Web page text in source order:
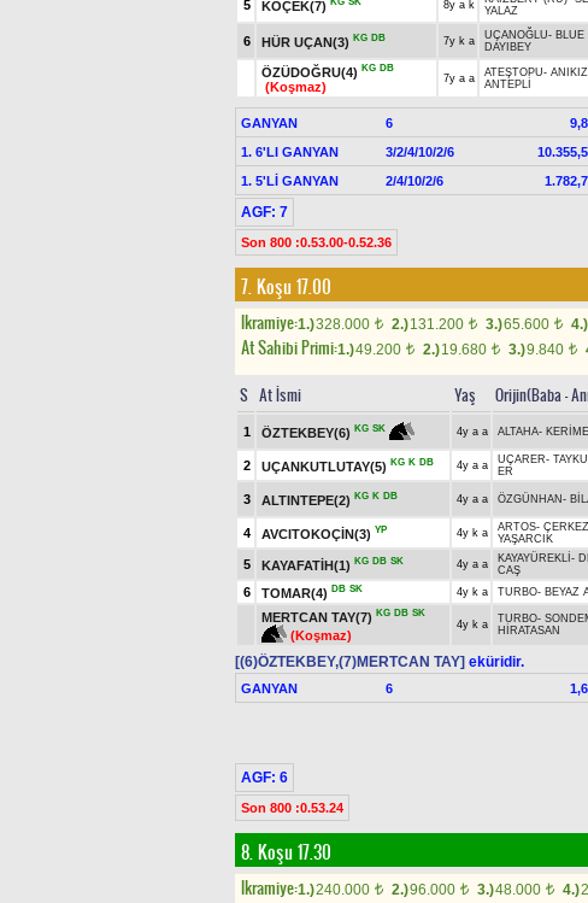
5 KÖÇEK(7) 8y a k
YALAZ
6 HÜR UÇAN(3) KG DB 7y k a UÇANOĞLU- BLUE
DAYIBEY
ÖZÜDOĞRU(4) KG DB
(Koşmaz)
7y a a ATEŞTOPU- ANIKIZ
ANTEPLİ
GANYAN 6
1. 6'LI GANYAN
3/2/4/10/2/6
1. 5'Lİ GANYAN
2/4/10/2/6
AGF: 7
Son 800 :0.53.00-0.52.36
7. Koşu 17.00
Ikramiye:1.)328.000 t 2.)131.200 t 3.)65.600 t 4.)
At Sahibi Primi:1.)49.200 t 2.)19.680 t 3.)9.840 t
S At İsmi Yaş Orijin(Baba -
1 ÖZTEKBEY(6) KG SK 4y a a ALTAHA- KERİME
2 UÇANKUTLUTAY(5) KG K DB 4y a a UÇARER-
ER
3 ALTINTEPE(2) KG K DB 4y a a ÖZGÜNHAN -
4 AVCITOKOÇİN(3) YP 4y k a ARTOS-
YAŞARCIK
5 KAYAFATİH(1) KG DB SK 4y a a KAYAYÜREKLİ -
CAŞ
6
TOMAR(4) DB SK 4y k a TURBO- BEYAZ
MERTCAN TAY(7) KG DB SK
(Koşmaz)
4y k a TURBO-
HİRATASAN
[(6)ÖZTEKBEY,(7)MERTCAN TAY] eküridir.
GANYAN 6
AGF: 6
Son 800 :0.53.24
8. Koşu 17.30
Ikramiye:1.)240.000 t 2.)96.000 t 3.)48.000 t 4.)